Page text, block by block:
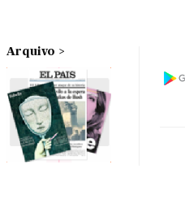
Arquivo